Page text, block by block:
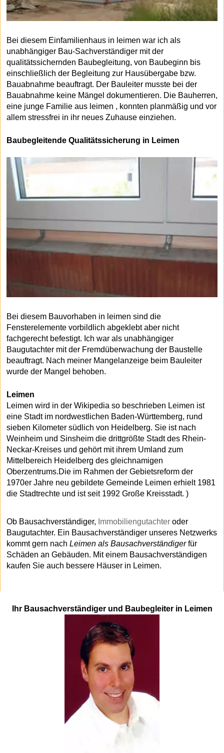
Ihr Bausachverständiger und Baubegleiter in Leimen
Bei diesem Einfamilienhaus in leimen war ich als
unabhängiger Bau-Sachverständiger mit der
qualitätssichernden Baubegleitung, von Baubeginn bis
einschließlich der Begleitung zur Hausübergabe bzw.
Bauabnahme beauftragt. Der Bauleiter musste bei der
Bauabnahme keine Mängel dokumentieren. Die Bauherren,
eine junge Familie aus leimen , konnten planmäßig und vor
allem stressfrei in ihr neues Zuhause einziehen.
Baubegleitende Qualitätssicherung in Leimen
Bei diesem Bauvorhaben in leimen sind die
Fensterelemente vorbildlich abgeklebt aber nicht
fachgerecht befestigt. Ich war als unabhängiger
Baugutachter mit der Fremdüberwachung der Baustelle
beauftragt. Nach meiner Mangelanzeige beim Bauleiter
wurde der Mangel behoben.
Leimen
Leimen wird in der Wikipedia so beschrieben Leimen ist
eine Stadt im nordwestlichen Baden-Württemberg, rund
sieben Kilometer südlich von Heidelberg. Sie ist nach
Weinheim und Sinsheim die drittgrößte Stadt des Rhein-
Neckar-Kreises und gehört mit ihrem Umland zum
Mittelbereich Heidelberg des gleichnamigen
Oberzentrums.Die im Rahmen der Gebietsreform der
1970er Jahre neu gebildete Gemeinde Leimen erhielt 1981
die Stadtrechte und ist seit 1992 Große Kreisstadt. )
Ob Bausachverständiger, Immobiliengutachter oder
Baugutachter. Ein Bausachverständiger unseres Netzwerks
kommt gern nach Leimen als Bausachverständigerfür
Schäden an Gebäuden. Mit einem Bausachverständigen
kaufen Sie auch bessere Häuser in Leimen.